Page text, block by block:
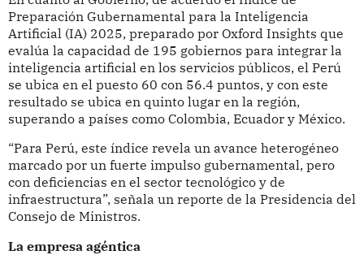
Preparación Gubernamental para la Inteligencia
Artificial (IA) 2025, preparado por Oxford Insights que
evalúa la capacidad de 195 gobiernos para integrar la
inteligencia artificial en los servicios públicos, el Perú
se ubica en el puesto 60 con 56.4 puntos, y con este
resultado se ubica en quinto lugar en la región,
superando a países como Colombia, Ecuador y México.
“Para Perú, este índice revela un avance heterogéneo
marcado por un fuerte impulso gubernamental, pero
con deficiencias en el sector tecnológico y de
infraestructura”, señala un reporte de la Presidencia del
Consejo de Ministros.
La empresa agéntica